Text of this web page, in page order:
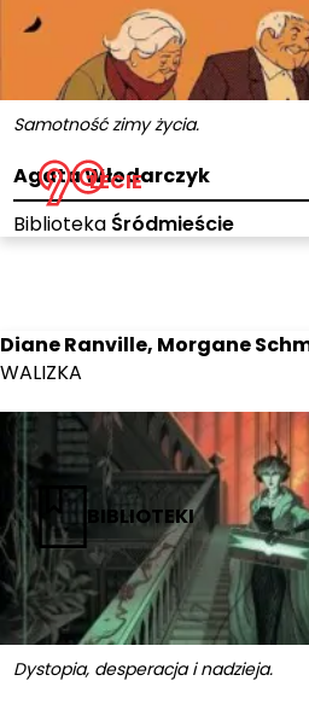
LECIE
BIBLIOTEKI
Samotność zimy życia.
Agata Włodarczyk
Biblioteka Śródmieście
Dystopia, desperacja i nadzieja.
Diane Ranville, Morgane
WALIZKA